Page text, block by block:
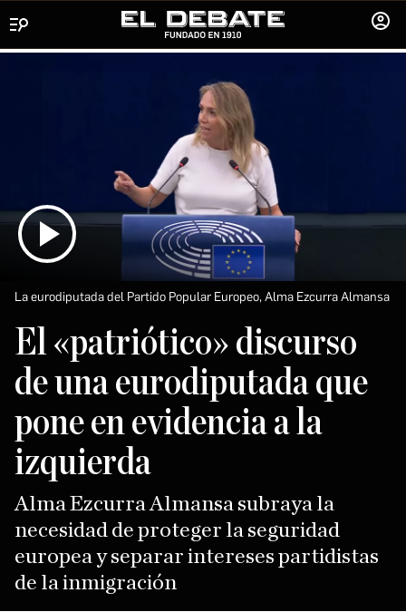
SESIÓN
La eurodiputada del Partido Popular Europeo, Alma Ezcurra Almansa
El «patriótico» discurso
de una eurodiputada que
pone en evidencia a la
izquierda
Alma Ezcurra Almansa subraya la
necesidad de proteger la seguridad
europea y separar intereses partidistas
de la inmigración